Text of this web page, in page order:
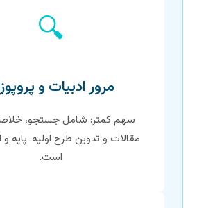
🔍
مرور ادبیات و
سهم کمتر: شامل جستجو،
مقالات و تدوین طرح اولیه. پایه
است.